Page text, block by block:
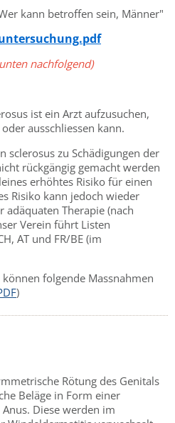
kann betroffen sein, Männer"
nachfolgend)
ist ein Arzt aufzusuchen,
ausschliessen kann.
sclerosus zu Schädigungen der
rückgängig gemacht werden
erhöhtes Risiko für einen
Risiko kann jedoch wieder
Therapie (nach
Verein führt Listen
AT und FR/BE (im
folgende Massnahmen
)
Rötung des Genitals
Beläge in Form einer
Diese werden im